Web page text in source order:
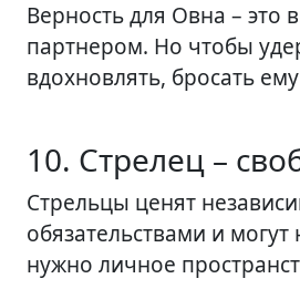
Верность для Овна – это
партнером. Но чтобы
вдохновлять, бросать
10. Стрелец –
Стрельцы ценят
обязательствами и
нужно личное